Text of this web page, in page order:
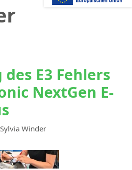
E3 Fehlers
NextGen E-
Sylvia Winder